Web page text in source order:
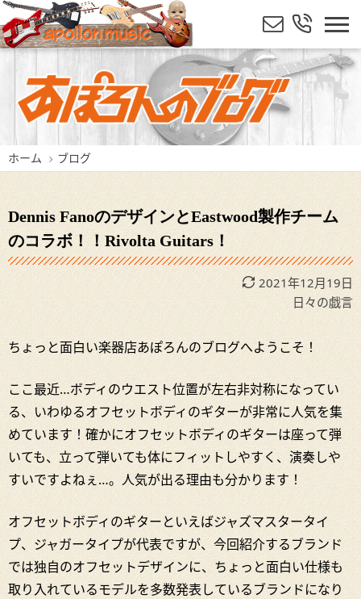
ホーム ブログ
Dennis FanoのデザインとEastwood製作チーム
のコラボ！！Rivolta Guitars！
2021年12月19日
日々の戯言
ちょっと面白い楽器店あぽろんのブログへようこそ！
ここ最近…ボディのウエスト位置が左右非対称になってい
る、いわゆるオフセットボディのギターが非常に人気を集
めています！確かにオフセットボディのギターは座って弾
いても、立って弾いても体にフィットしやすく、演奏しや
すいですよねぇ…。人気が出る理由も分かります！
オフセットボディのギターといえばジャズマスタータイ
プ、ジャガータイプが代表ですが、今回紹介するブランド
では独自のオフセットデザインに、ちょっと面白い仕様も
取り入れているモデルを多数発表しているブランドになり